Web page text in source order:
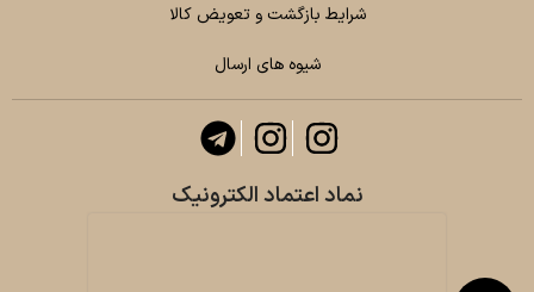
شرایط بازگشت و تعویض کالا
شیوه های ارسال
نماد اعتماد الکترونیک